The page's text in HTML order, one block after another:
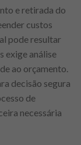
e retirada do
custos
pode resultar
exige análise
ao orçamento.
decisão segura
de
necessária